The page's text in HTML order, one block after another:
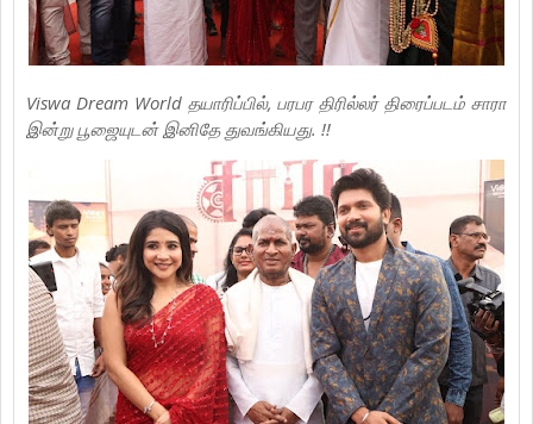
Viswa Dream World தயாரிப்பில், பரபர திரில்லர் திரைப்படம் சாரா
இன்று பூஜையுடன் இனிதே துவங்கியது. !!